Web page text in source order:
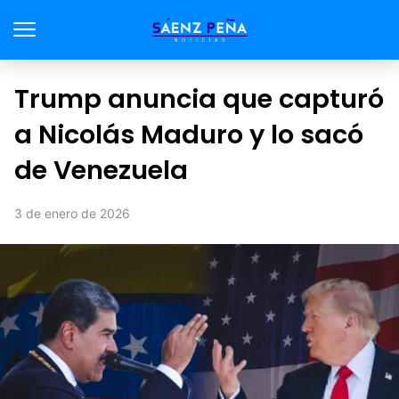
Trump anuncia que capturó
a Nicolás Maduro y lo sacó
de Venezuela
3 de enero de 2026